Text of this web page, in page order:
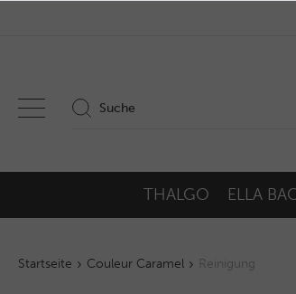
THALGO ELLA
Startseite Couleur Caramel Reinigung